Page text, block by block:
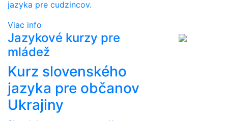
jazyka pre cudzincov.
Viac info
Jazykové kurzy pre
mládež
Kurz slovenského
jazyka pre občanov
Ukrajiny